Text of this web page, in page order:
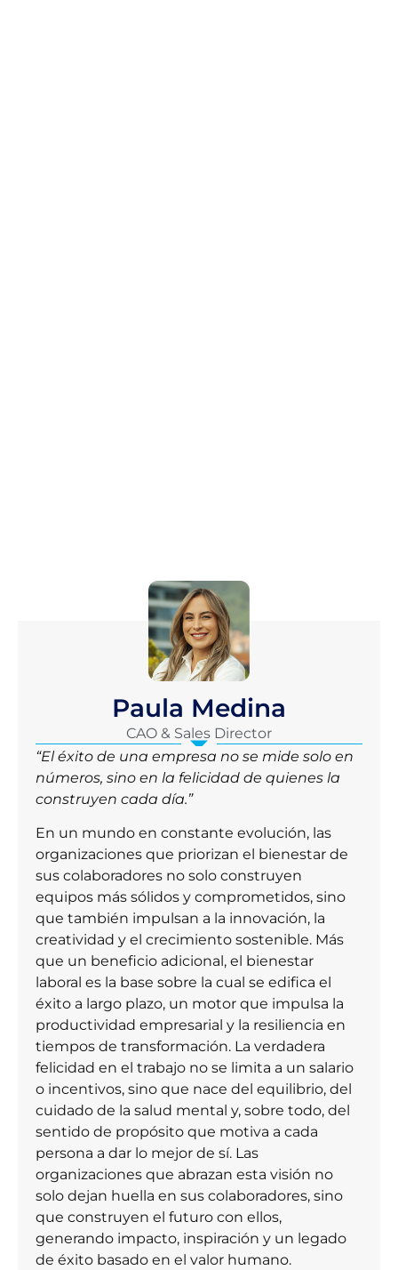
Paula Medina
CAO & Sales Director
“El éxito de una empresa no se mide solo en
números, sino en la felicidad de quienes la
construyen cada día.”
En un mundo en constante evolución, las
organizaciones que priorizan el bienestar de
sus colaboradores no solo construyen
equipos más sólidos y comprometidos, sino
que también impulsan a la innovación, la
creatividad y el crecimiento sostenible. Más
que un beneficio adicional, el bienestar
laboral es la base sobre la cual se edifica el
éxito a largo plazo, un motor que impulsa la
productividad empresarial y la resiliencia en
tiempos de transformación. La verdadera
felicidad en el trabajo no se limita a un salario
o incentivos, sino que nace del equilibrio, del
cuidado de la salud mental y, sobre todo, del
sentido de propósito que motiva a cada
persona a dar lo mejor de sí. Las
organizaciones que abrazan esta visión no
solo dejan huella en sus colaboradores, sino
que construyen el futuro con ellos,
generando impacto, inspiración y un legado
de éxito basado en el valor humano.